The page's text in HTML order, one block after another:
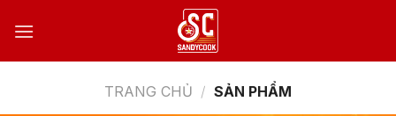
qua
TRANG CHỦ / SẢN PHẨM